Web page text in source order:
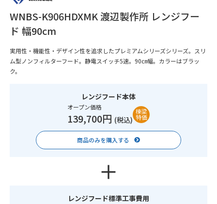
WNBS-K906HDXMK 渡辺製作所 レンジフー
ド 幅90cm
実用性・機能性・デザイン性を追求したプレミアムシリーズシリーズ。スリ
ム型ノンフィルターフード。静電スイッチ5速。90㎝幅。カラーはブラッ
ク。
レンジフード本体
オープン価格
139,700円 (税込)
棟梁
特価
商品のみを購入する
レンジフード標準工事費用